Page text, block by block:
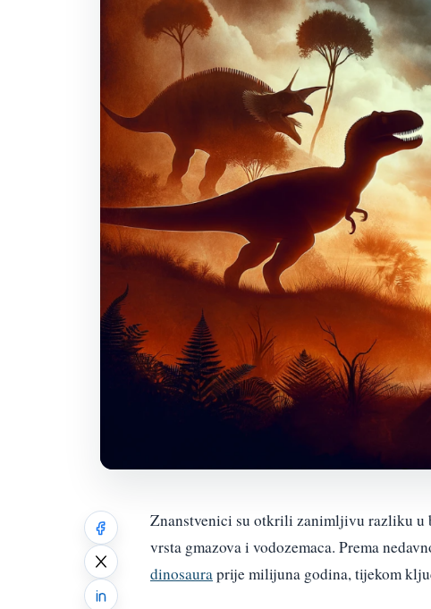
Znanstvenici su otkrili zanimljivu razliku u
vrsta gmazova i vodozemaca. Prema
dinosauraprije milijuna godina, tijekom